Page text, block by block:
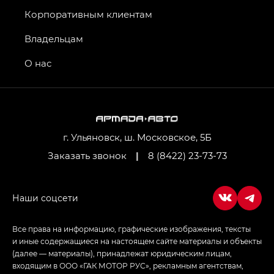
GT, Джи Эль — GL
GS4 — Джи Эс 4 (GS4) в комплектациях Джи Би
привод — GB AWD, Джи Эль Полный привод —
Джи Икс ПРЕМИУМ — GX PREMIUM, ЛАУНЖ —
LOUNGE
Empow — Эмпау (Empow) в комплектации
г. Ульяновск, ш. Московское, 5Б
Заказать звонок
| 8 (8422) 23-73-73
Корпоративным клиентам
Владельцам
О нас
Все права на информацию, графические изображения, тексты
и иные содержащиеся на настоящем сайте материалы и объекты
(далее — материалы), принадлежат юридическим лицам,
входящим в ООО «ГАК МОТОР РУС», рекламным агентствам,